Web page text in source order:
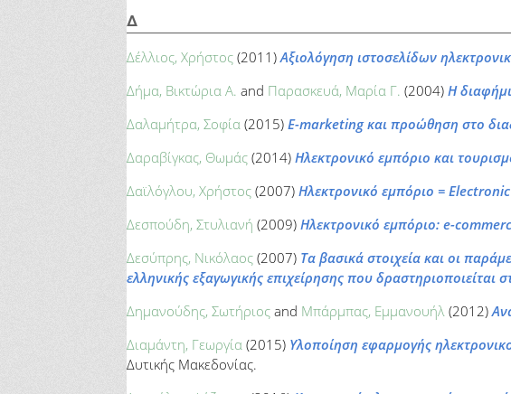
Δ
Δέλλιος, Χρήστος (2011)Αξιολόγηση ιστοσελίδων
Δήμα, Βικτώρια Α. and Παρασκευά, Μαρία Γ. (2004) Η
Δαλαμήτρα, Σοφία (2015) E-marketing και προώθηση στο
Δαραβίγκας, Θωμάς (2014) Ηλεκτρονικό εμπόριο και
Δαϊλόγλου, Χρήστος (2007) Ηλεκτρονικό εμπόριο =
Δεσπούδη, Στυλιανή (2009) Ηλεκτρονικό εμπόριο: e-
Δεσύπρης, Νικόλαος (2007) Τα βασικά στοιχεία και οι
ελληνικής εξαγωγικής επιχείρησης που
Δημανούδης, Σωτήριος and Μπάρμπας, Εμμανουήλ (2012)
Διαμάντη, Γεωργία (2015) Υλοποίηση εφαρμογής
Δυτικής Μακεδονίας.